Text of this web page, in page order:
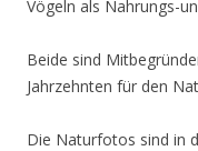
Vögeln als Nahrungs-
Beide sind
Jahrzehnten für den
Die Naturfotos sind in